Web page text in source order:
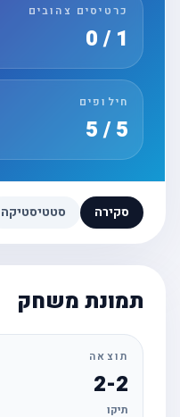
כרטיסים צהובים
חילופים
סקירה סטטיסטיקה
תמונת משחק
תוצאה
2-2
תיקו